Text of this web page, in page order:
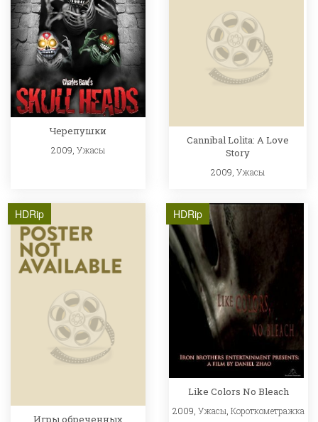
Черепушки
2009, Ужасы
Cannibal Lolita: A Love
Story
2009,Ужасы
HDRip
Игры обреченных
HDRip
Like Colors No Bleach
2009,Ужасы ,Короткометражка